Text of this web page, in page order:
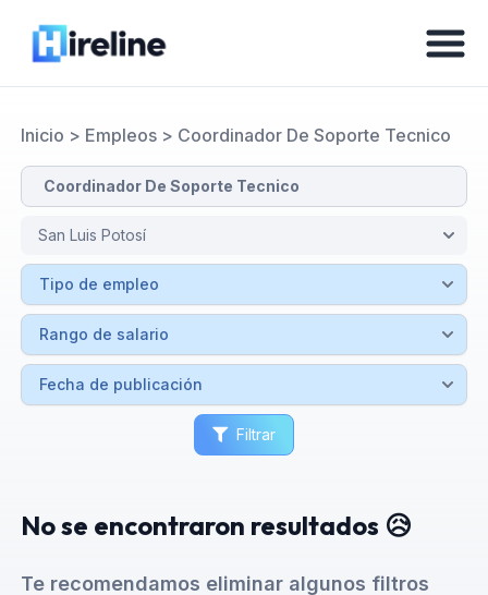
Inicio > Empleos> Coordinador De Soporte Tecnico
Filtrar
No se encontraron resultados 😥
Te recomendamos eliminar algunos filtros